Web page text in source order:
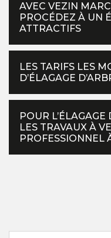
AVEC VEZIN
PROCÉDEZ À UN
ATTRACTIFS
LES TARIFS LES
D’ÉLAGAGE
POUR
LES TRAVAUX À
PROFESSIONNEL